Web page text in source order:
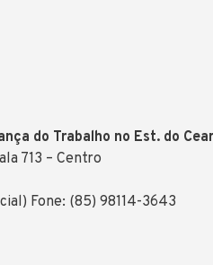
do Trabalho no Est. do
713 – Centro
Fone: (85) 98114-3643